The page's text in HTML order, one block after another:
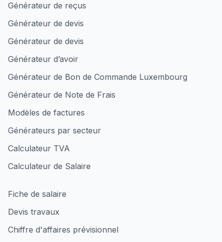
Générateur de reçus
Générateur de devis
Générateur de devis
Générateur d’avoir
Générateur de Bon de Commande Luxembourg
Générateur de Note de Frais
Modèles de factures
Générateurs par secteur
Calculateur TVA
Calculateur de Salaire
Fiche de salaire
Devis travaux
Chiffre d'affaires prévisionnel